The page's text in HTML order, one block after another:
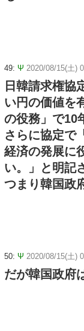
49: Ψ 2020/08/15(土)
日韓請求権協
い円の価値を
の役務」で10
さらに協定で
経済の発展に
い。」と明記
つまり韓国政
50: Ψ 2020/08/15(土)
だが韓国政府